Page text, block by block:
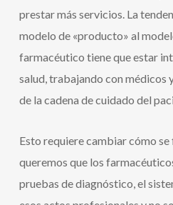
prestar más servicios. La
modelo de «producto» al
farmacéutico tiene que estar
salud, trabajando con médicos
de la cadena de cuidado del
Esto requiere cambiar cómo se
queremos que los
pruebas de diagnóstico, el